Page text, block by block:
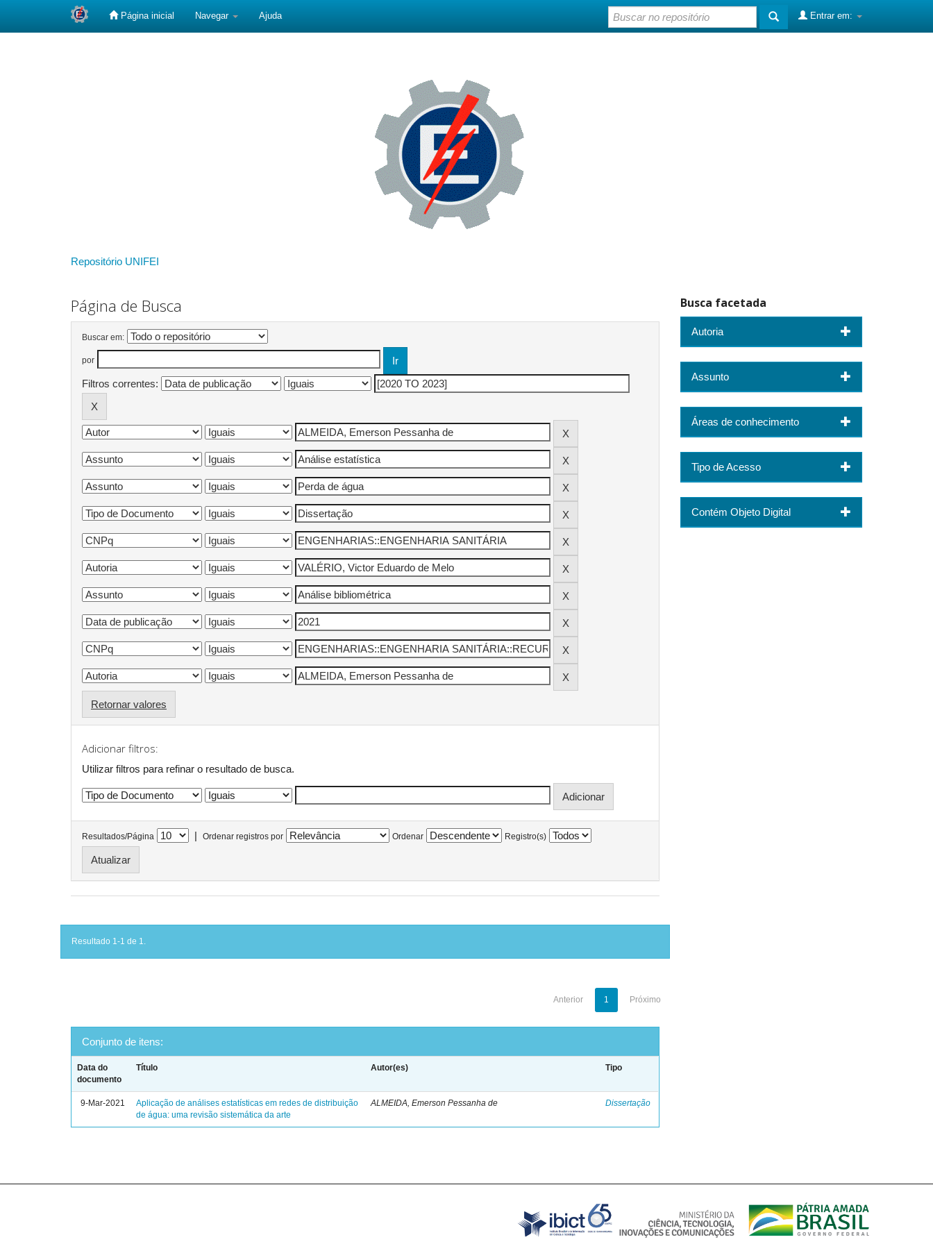
Página inicial Navegar Ajuda Entrar em:
Repositório UNIFEI
Página de Busca
Buscar em:
por
Filtros correntes:
Retornar valores
Adicionar filtros:
Utilizar filtros para refinar o resultado de busca.
Resultados/Página | Ordenar registros por Ordenar Registro(s)
Resultado 1-1 de 1.
Anterior 1 Próximo
Conjunto de itens:
Data do
documento
Título Autor(es) Tipo
9-Mar-2021
Aplicação de análises estatísticas em redes de distribuição
de água: uma revisão sistemática da arte
ALMEIDA, Emerson Pessanha de Dissertação
Busca facetada
Autoria
Assunto
Áreas de conhecimento
Tipo de Acesso
Contém Objeto Digital